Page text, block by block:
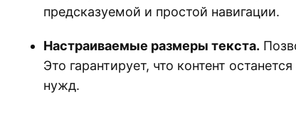
предсказуемой и простой навигации.
Настраиваемые размеры текста.
Это гарантирует, что контент
нужд.